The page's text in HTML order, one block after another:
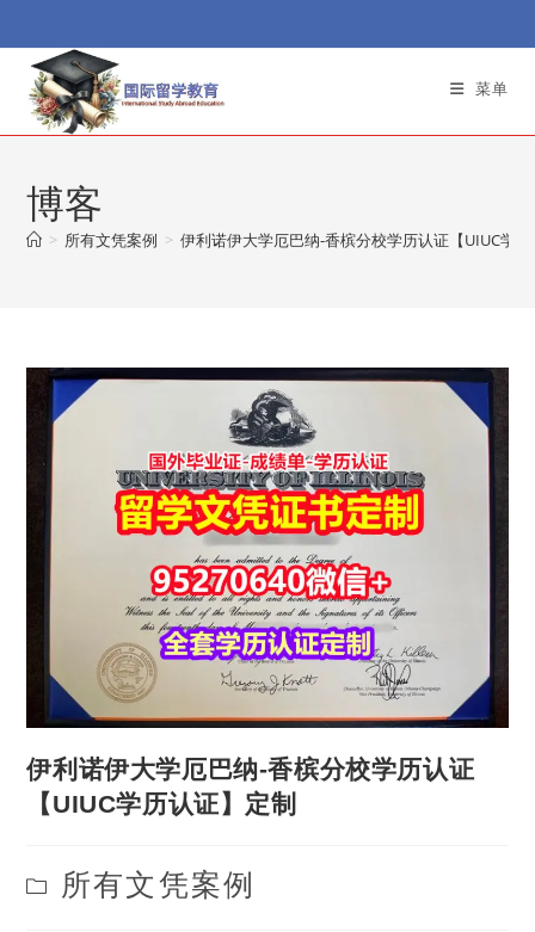
to
content
菜单
博客
> 所有文凭案例 > 伊利诺伊大学厄巴纳-香槟分校学历认证【UIUC学
伊利诺伊大学厄巴纳-香槟分校学历认证
【UIUC学历认证】定制
Post
category:
所有文凭案例